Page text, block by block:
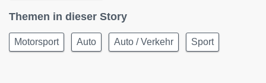
Themen in dieser Story
Motorsport Auto Auto / Verkehr Sport